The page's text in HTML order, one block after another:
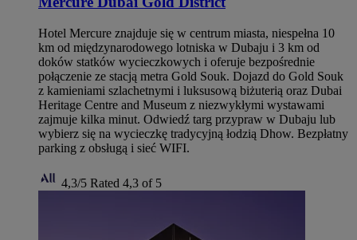
Hotel Mercure znajduje się w centrum miasta, niespełna 10
km od międzynarodowego lotniska w Dubaju i 3 km od
doków statków wycieczkowych i oferuje bezpośrednie
połączenie ze stacją metra Gold Souk. Dojazd do Gold Souk
z kamieniami szlachetnymi i luksusową biżuterią oraz Dubai
Heritage Centre and Museum z niezwykłymi wystawami
zajmuje kilka minut. Odwiedź targ przypraw w Dubaju lub
wybierz się na wycieczkę tradycyjną łodzią Dhow. Bezpłatny
parking z obsługą i sieć WIFI.
4,3/5 Rated 4,3 of 5